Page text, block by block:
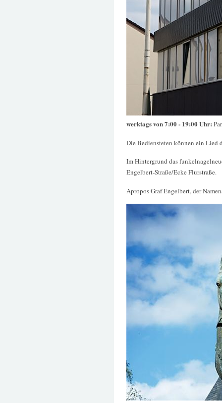
werktags von 7:00 - 19:00 Uhr:
Die Bediensteten können ein Lied
Im Hintergrund das
Engelbert-Straße/Ecke Flurstraße.
Apropos Graf Engelbert, der